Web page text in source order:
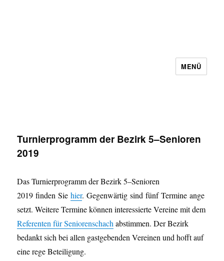
MENÜ
Turnierprogramm der Bezirk 5–Senioren
2019
Das Turnierprogramm der Bezirk 5–Senioren
2019 finden Siehier. Gegenwärtig sind fünf Termine ange
setzt. Weitere Termine können interessierte Vereine mit dem
Referenten für Seniorenschach abstimmen. Der Bezirk
bedankt sich bei allen gastgebenden Vereinen und hofft auf
eine rege Beteiligung.